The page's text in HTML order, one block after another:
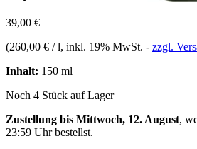
39,00 €
(260,00 € / l, inkl. 19% MwSt. - zzgl.
Inhalt: 150 ml
Noch 4 Stück auf Lager
Zustellung bis Mittwoch, 12. August,
23:59 Uhrbestellst.